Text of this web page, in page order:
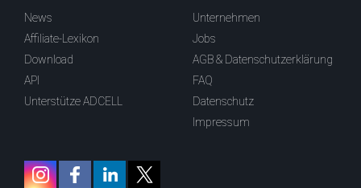
News
Affiliate-Lexikon
Download
API
Unterstütze ADCELL
Unternehmen
Jobs
AGB & Datenschutzerklärung
FAQ
Datenschutz
Impressum